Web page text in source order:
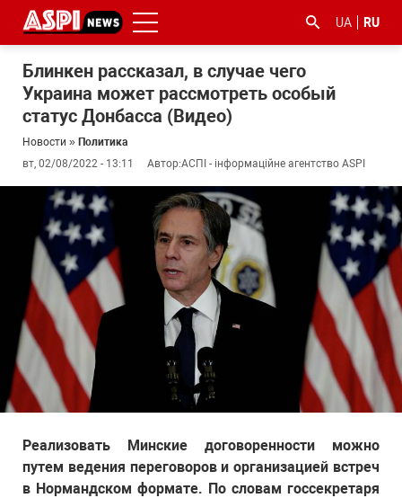
UA RU
Блинкен рассказал, в случае чего
Украина может рассмотреть особый
статус Донбасса (Видео)
Новости » Политика
вт, 02/08/2022 - 13:11
Автор:АСПІ - інформаційне агентство ASPI
Реализовать Минские договоренности можно
путем ведения переговоров и организацией встреч
в Нормандском формате. По словам госсекретаря
#боротьба
з
корупцією
#гфс #Киев #коронавірус